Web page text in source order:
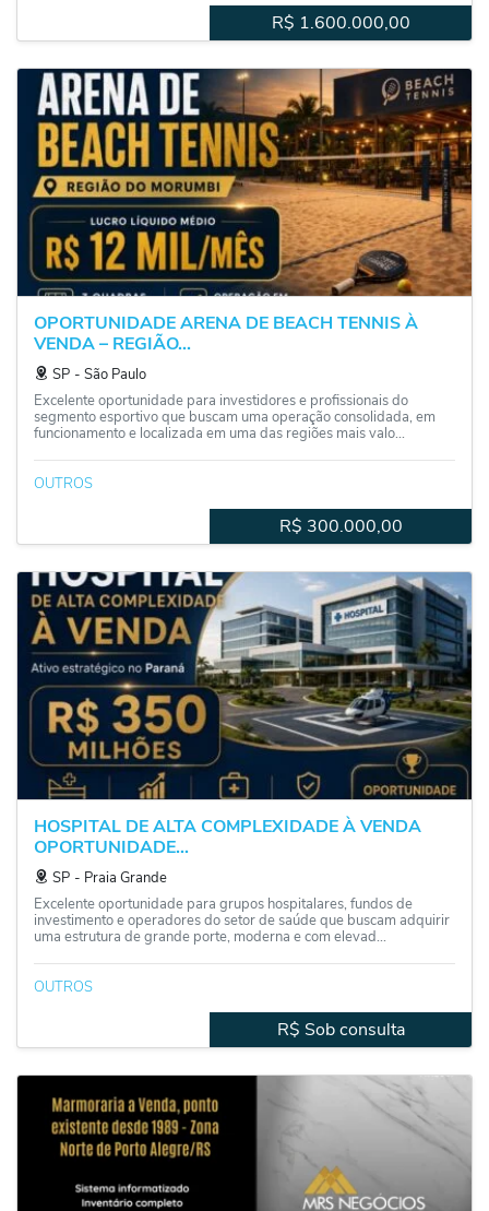
R$ 1.600.000,00
OPORTUNIDADE ARENA DE BEACH TENNIS À
VENDA – REGIÃO...
SP ‐ São Paulo
Excelente oportunidade para investidores e profissionais do
segmento esportivo que buscam uma operação consolidada, em
funcionamento e localizada em uma das regiões mais valo...
OUTROS
R$ 300.000,00
HOSPITAL DE ALTA COMPLEXIDADE À VENDA
OPORTUNIDADE...
SP ‐ Praia Grande
Excelente oportunidade para grupos hospitalares, fundos de
investimento e operadores do setor de saúde que buscam adquirir
uma estrutura de grande porte, moderna e com elevad...
OUTROS
R$ Sob consulta